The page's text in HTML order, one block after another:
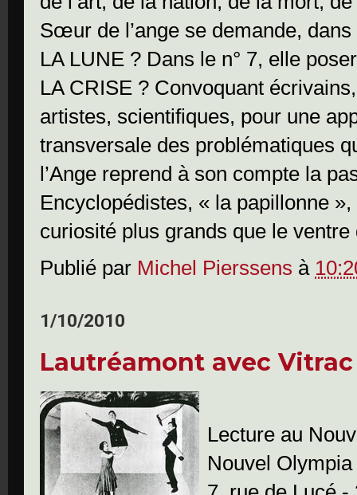
Sœur de l’ange se demande,
LA LUNE ? Dans le n° 7, elle
LA CRISE ? Convoquant
artistes, scientifiques, pour une
transversale des problématiques
l’Ange reprend à son compte la
Encyclopédistes, « la papillonne
curiosité plus grands que le ventre
Publié par Michel Pierssens à
1/10/2010
Lautréamont avec Vitrac
Lecture au
Nouvel